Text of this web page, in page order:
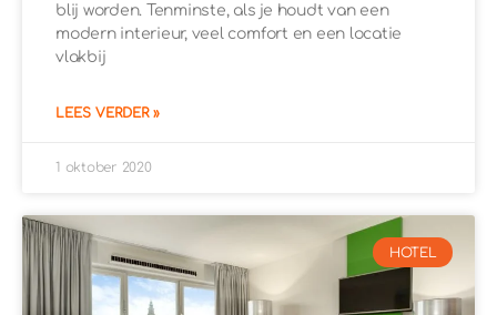
blij worden. Tenminste, als je houdt van een
modern interieur, veel comfort en een locatie
vlakbij
LEES VERDER »
1 oktober 2020
HOTEL